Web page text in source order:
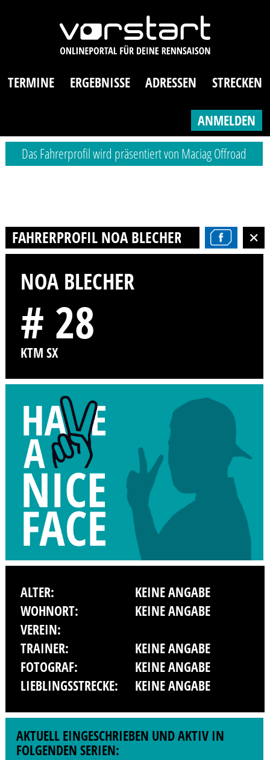
TERMINE ERGEBNISSE ADRESSEN STRECKEN
ANMELDEN
Das Fahrerprofil wird präsentiert von Maciag Offroad
FAHRERPROFIL NOA BLECHER
NOA BLECHER
# 28
KTM SX
ALTER:
KEINE ANGABE
WOHNORT:
KEINE ANGABE
VEREIN:
TRAINER:
KEINE ANGABE
FOTOGRAF:
KEINE ANGABE
LIEBLINGSSTRECKE:
KEINE ANGABE
AKTUELL EINGESCHRIEBEN UND AKTIV IN
FOLGENDEN SERIEN: